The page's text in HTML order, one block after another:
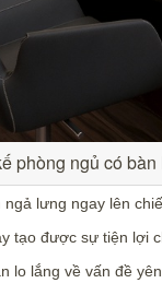
phòng ngủ có
lưng ngay lên
tạo được sự tiện lợi
lo lắng về vấn đề